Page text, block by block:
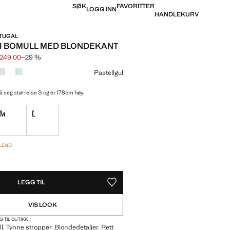
SØKLOGG INNFAVORITTER
HANDLEKURV
BOMULL MED BLONDEKANT
[kr 349,00 ]
[kr 249,00 ]
−29 %
Pastellgul
seg størrelse S og er 178cm høy.
M
De siste artiklene!
L
De siste artiklene!
LEGG TIL LAGRE SOM FAVORITT
VIS LOOK
TIL BUTIKK
Tynne stropper. Blondedetaljer. Rett